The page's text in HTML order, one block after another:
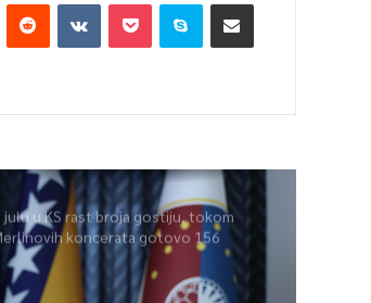
julu u KS rast broja gostiju, tokom
koncerata gotovo 156
KM prometa